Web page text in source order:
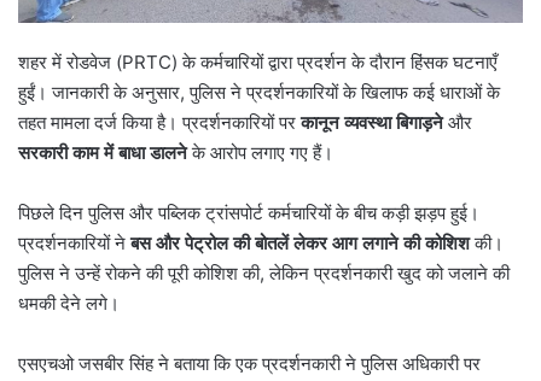
शहर में रोडवेज (PRTC) के कर्मचारियों द्वारा प्रदर्शन के दौरान हिंसक घटनाएँ
हुईं। जानकारी के अनुसार, पुलिस ने प्रदर्शनकारियों के खिलाफ कई धाराओं के
तहत मामला दर्ज किया है। प्रदर्शनकारियों परकानून व्यवस्था बिगाड़नेऔर
सरकारी काम में बाधा डालनेके आरोप लगाए गए हैं।
पिछले दिन पुलिस और पब्लिक ट्रांसपोर्ट कर्मचारियों के बीच कड़ी झड़प हुई।
प्रदर्शनकारियों नेबस और पेट्रोल की बोतलें लेकर आग लगाने की कोशिशकी।
पुलिस ने उन्हें रोकने की पूरी कोशिश की, लेकिन प्रदर्शनकारी खुद को जलाने की
धमकी देने लगे।
एसएचओ जसबीर सिंह ने बताया कि एक प्रदर्शनकारी ने पुलिस अधिकारी पर